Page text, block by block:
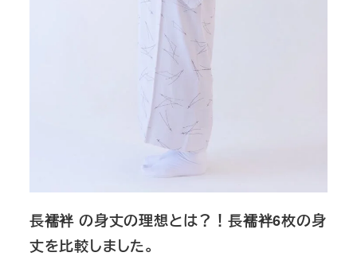
長襦袢 の身丈の理想とは？！長襦袢6枚の身
丈を比較しました。